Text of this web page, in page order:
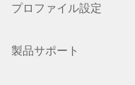
プロファイル設定
製品サポート